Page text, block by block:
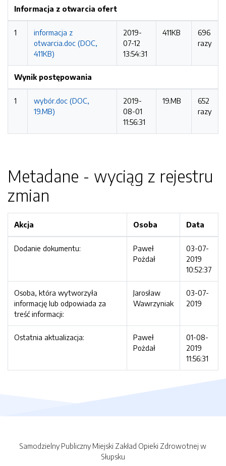
Informacja z otwarcia ofert
1
informacja z
otwarcia.doc (DOC,
411KB)
2019-
07-12
13:54:31
411KB
696
razy
Wynik postępowania
1
wybór.doc (DOC,
19.MB)
2019-
08-01
11:56:31
19.MB
652
razy
Metadane - wyciąg z rejestru
zmian
Akcja Osoba Data
Dodanie dokumentu:
Paweł
Pożdał
03-07-
2019
10:52:37
Osoba, która wytworzyła
informację lub odpowiada za
treść informacji:
Jarosław
Wawrzyniak
03-07-
2019
Ostatnia aktualizacja:
Paweł
Pożdał
01-08-
2019
11:56:31
Samodzielny Publiczny Miejski Zakład Opieki Zdrowotnej w
Słupsku